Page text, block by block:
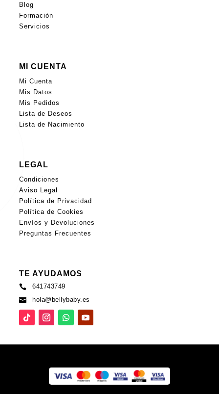
Blog
Formación
Servicios
MI CUENTA
Mi Cuenta
Mis Datos
Mis Pedidos
Lista de Deseos
Lista de Nacimiento
LEGAL
Condiciones
Aviso Legal
Política de Privacidad
Política de Cookies
Envíos y Devoluciones
Preguntas Frecuentes
TE AYUDAMOS

641743749

hola@bellybaby.es